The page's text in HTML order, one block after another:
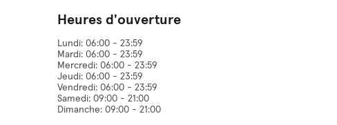
Heures d'ouverture
Lundi: 06:00 - 23:59
Mardi: 06:00 - 23:59
Mercredi: 06:00 - 23:59
Jeudi: 06:00 - 23:59
Vendredi: 06:00 - 23:59
Samedi: 09:00 - 21:00